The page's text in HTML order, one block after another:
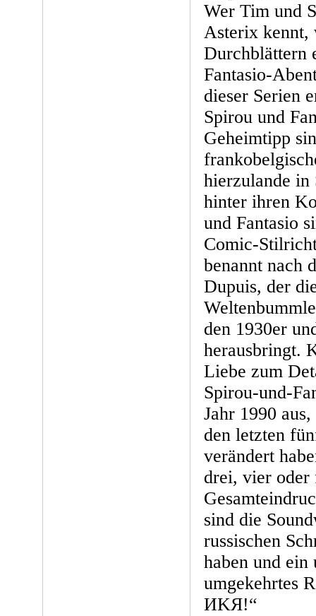
Wer Tim und
Asterix kennt,
Durchblättern
Fantasio-
dieser Serien
Spirou und
Geheimtipp
hierzulande in
hinter ihren
und Fantasio
Comic-
benannt nach
Dupuis, der
den 1930er
herausbringt.
Liebe zum
Spirou-und-
Jahr 1990
den letzten
verändert
drei, vier oder
sind die
russischen
haben und ein
umgekehrtes
ИKЯ!“